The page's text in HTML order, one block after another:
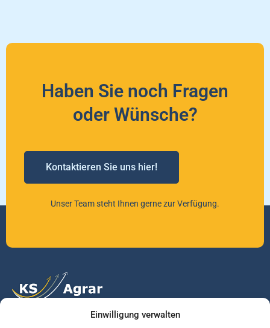
Einwilligung verwalten
Haben Sie noch Fragen
oder Wünsche?
Kontaktieren Sie uns hier!
Unser Team steht Ihnen gerne zur Verfügung.
Vertrauen Sie auf unsere Expertise im Agrarmarkt.